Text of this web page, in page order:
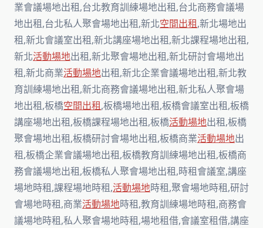
業會議場地出租,台北教育訓練場地出租,台北商務會議場
地出租,台北私人聚會場地出租,新北空間出租,新北場地出
租,新北會議室出租,新北講座場地出租,新北課程場地出租,
新北活動場地出租,新北聚會場地出租,新北研討會場地出
租,新北商業活動場地出租,新北企業會議場地出租,新北教
育訓練場地出租,新北商務會議場地出租,新北私人聚會場
地出租,板橋空間出租,板橋場地出租,板橋會議室出租,板橋
講座場地出租,板橋課程場地出租,板橋活動場地出租,板橋
聚會場地出租,板橋研討會場地出租,板橋商業活動場地出
租,板橋企業會議場地出租,板橋教育訓練場地出租,板橋商
務會議場地出租,板橋私人聚會場地出租,時租會議室,講座
場地時租,課程場地時租,活動場地時租,聚會場地時租,研討
會場地時租,商業活動場地時租,教育訓練場地時租,商務會
議場地時租,私人聚會場地時租,場地租借,會議室租借,講座